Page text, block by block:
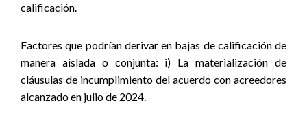
calificación.
Factores que podrían derivar en bajas de calificación de
manera aislada o conjunta: i) La materialización de
cláusulas de incumplimiento del acuerdo con acreedores
alcanzado en julio de 2024.